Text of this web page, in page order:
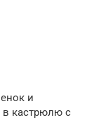
и
кастрюлю с